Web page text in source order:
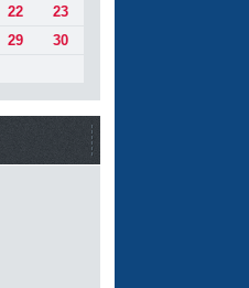
22
23
29
30